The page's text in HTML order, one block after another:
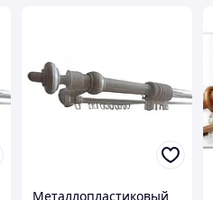
Металлопластиковый